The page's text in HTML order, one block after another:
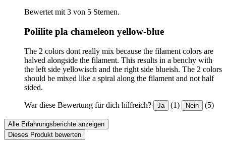
Bewertet mit 3 von 5 Sternen.
Polilite pla chameleon yellow-blue
The 2 colors dont really mix because the filament colors are
halved alongside the filament. This results in a benchy with
the left side yellowisch and the right side blueish. The 2 colors
should be mixed like a spiral along the filament and not half
sided.
War diese Bewertung für dich hilfreich? Ja (1) Nein (5)
Alle Erfahrungsberichte anzeigen
Dieses Produkt bewerten